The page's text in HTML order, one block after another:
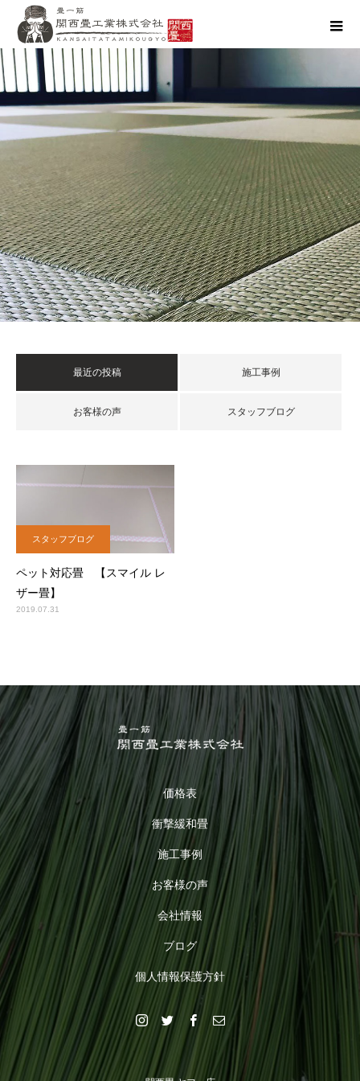
最近の投稿 施工事例
お客様の声 スタッフブログ
スタッフブログ
ペット対応畳 【スマイル レ
ザー畳】
2019.07.31
価格表
衝撃緩和畳
施工事例
お客様の声
会社情報
ブログ
個人情報保護方針